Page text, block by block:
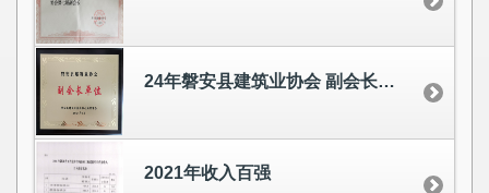
24年磐安县建筑业协会 副会长单位
2021年收入百强